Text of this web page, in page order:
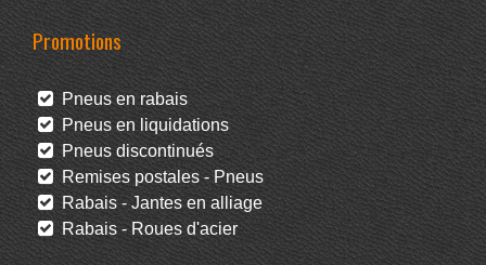
Promotions
Pneus en rabais
Pneus en liquidations
Pneus discontinués
Remises postales - Pneus
Rabais - Jantes en alliage
Rabais - Roues d'acier